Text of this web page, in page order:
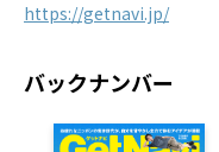
https://getnavi.jp/
バックナンバー